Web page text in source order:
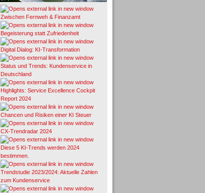
Zwischen Fernweh & Finanzamt
Begeisterung statt Zufriedenheit
Digital Dialog: KI-Transformation
Status und Trends: Kundenservice in
Deutschland
Highlights: Service Excellence Cockpit
Report 2024
Chancen und Risiken einer KI Steuer
CX-Trendradar 2024
Diese 5 KI-Trends werden 2024
bestimmen.
Trendstudie 2023/2024: Aktuelle Zahlen
zum Kundenservice